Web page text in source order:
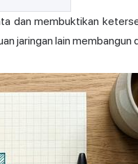
dan membuktikan
jaringan lain membangun